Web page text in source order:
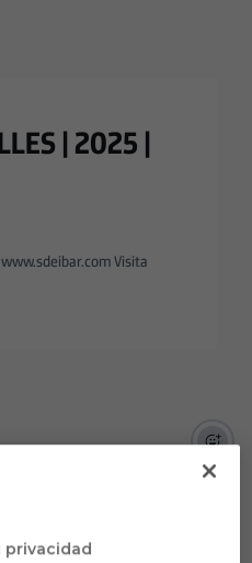
| 2025 |
Visita
privacidad